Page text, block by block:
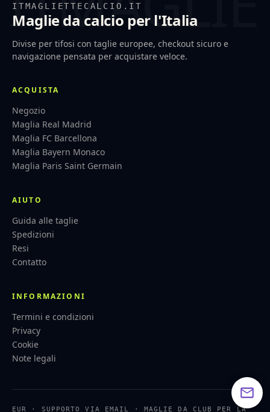
ITMAGLIETTECALCIO.IT
Maglie da calcio per l'Italia
Divise per tifosi con taglie europee, checkout sicuro e
navigazione pensata per acquistare veloce.
ACQUISTA
Negozio
Maglia Real Madrid
Maglia FC Barcellona
Maglia Bayern Monaco
Maglia Paris Saint Germain
AIUTO
Guida alle taglie
Spedizioni
Resi
Contatto
INFORMAZIONI
Termini e condizioni
Privacy
Cookie
Note legali
EUR · SUPPORTO VIA EMAIL · MAGLIE DA CLUB PER LA